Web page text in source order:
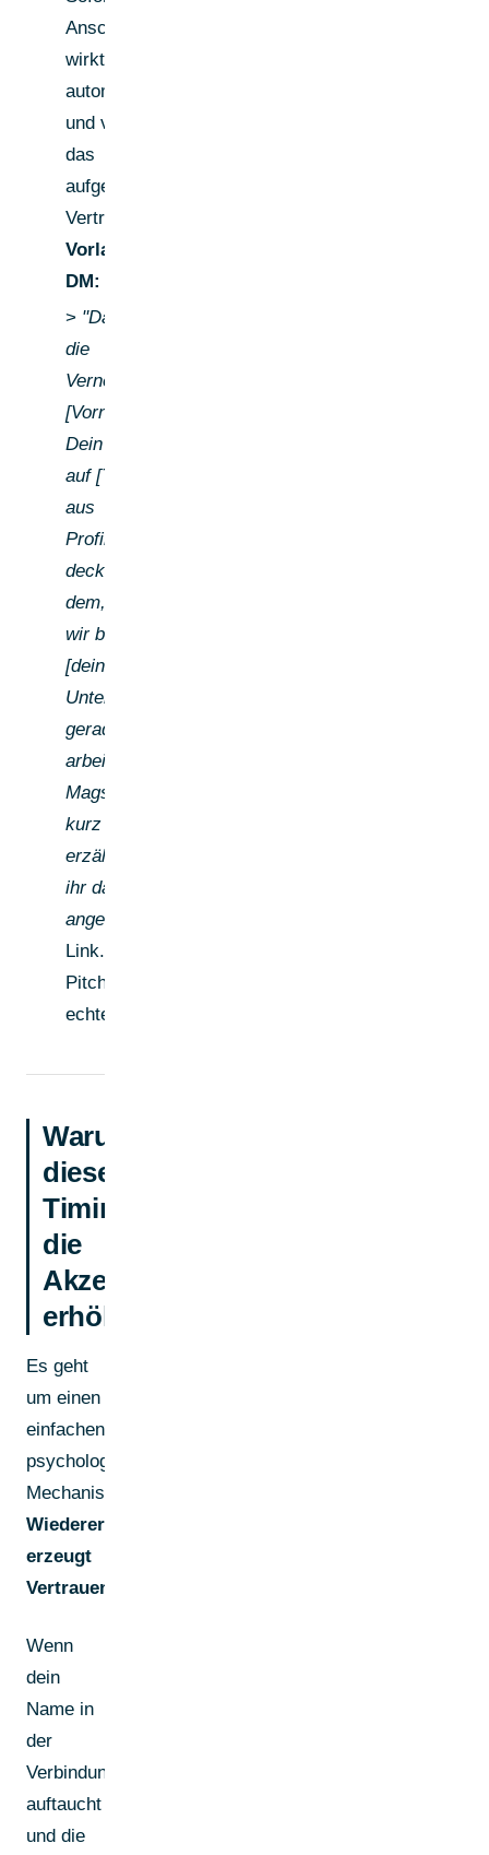
Anschreiben
wirkt
automatisiert
und verbrennt
das
aufgebaute
Vertrauen.
Vorlage erste
DM:
> "Danke für
die
Vernetzung,
[Vorname].
Dein Fokus
auf [Thema
aus
Profil/Post]
deckt sich mit
dem, womit
wir bei
[deinem
Unternehmen]
gerade viel
arbeiten.
Magst du mir
kurz
erzählen, wie
ihr das aktuell
angeht?"
Link. Kein
Pitch. Eine
echte Frage.
Warum
dieses
Timing
die
Akzeptanzrate
erhöht
Es geht
um einen
einfachen
psychologischen
Mechanismus:
Wiedererkennung
erzeugt
Vertrauen.
Wenn
dein
Name in
der
Verbindungsanfrage
auftaucht
und die